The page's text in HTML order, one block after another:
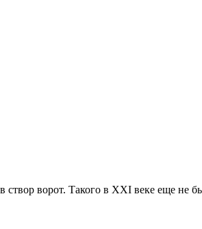
ворот. Такого в XXI веке еще не